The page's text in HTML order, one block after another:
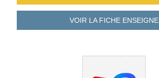
VOIR LA FICHEENSEIGNE